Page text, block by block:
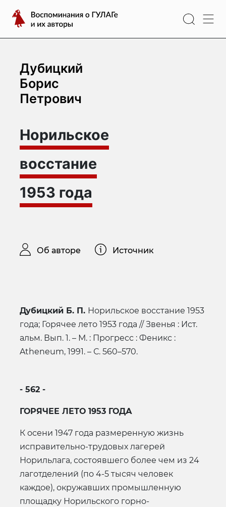
содержимому
Воспоминания
о
ГУЛАГе
авторы
Дубицкий
Борис
Петрович
Норильское
восстание
1953 года
Об авторе Источник
Дубицкий Б. П. Норильское восстание 1953
года; Горячее лето 1953 года // Звенья : Ист.
альм. Вып. 1. – М. : Прогресс : Феникс :
Atheneum, 1991. – С. 560–570.
- 562 -
ГОРЯЧЕЕ ЛЕТО 1953 ГОДА
К осени 1947 года размеренную жизнь
исправительно-трудовых лагерей
Норильлага, состоявшего более чем из 24
лаготделений (по 4-5 тысяч человек
каждое), окружавших промышленную
площадку Норильского горно-